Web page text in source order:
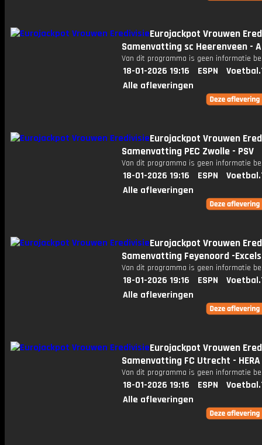
Eurojackpot Vrouwen
Samenvatting sc Heerenveen -
Van dit programma is geen informatie
18-01-2026 19:16 ESPN
Alle afleveringen
Eurojackpot Vrouwen
Samenvatting PEC Zwolle - PSV
Van dit programma is geen informatie
18-01-2026 19:16 ESPN
Alle afleveringen
Eurojackpot Vrouwen
Samenvatting Feyenoord -
Van dit programma is geen informatie
18-01-2026 19:16 ESPN
Alle afleveringen
Eurojackpot Vrouwen
Samenvatting FC Utrecht -
Van dit programma is geen informatie
18-01-2026 19:16 ESPN
Alle afleveringen